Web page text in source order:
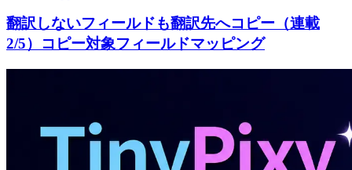
翻訳しないフィールドも翻訳先へコピー（連載
2/5）コピー対象フィールドマッピング